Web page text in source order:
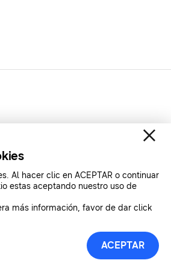
Rights Reserved.
Al hacer clic en ACEPTAR o continuar
estas aceptando nuestro uso de
más información, favor de dar click
ACEPTAR